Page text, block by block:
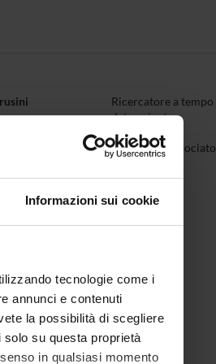
Informazioni sui cookie
tecnologie come i
annunci e contenuti
la possibilità di scegliere
su questa proprietà
in qualsiasi momento
Ricercatore a tempo
determinato
Professore associato